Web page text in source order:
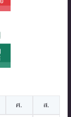
ศ.
ส.